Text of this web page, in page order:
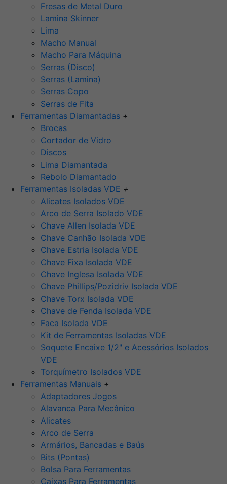
Fresas de Metal Duro
Lamina Skinner
Lima
Macho Manual
Macho Para Máquina
Serras (Disco)
Serras (Lamina)
Serras Copo
Serras de Fita
Ferramentas Diamantadas +
Brocas
Cortador de Vidro
Discos
Lima Diamantada
Rebolo Diamantado
Ferramentas Isoladas VDE +
Alicates Isolados VDE
Arco de Serra Isolado VDE
Chave Allen Isolada VDE
Chave Canhão Isolada VDE
Chave Estria Isolada VDE
Chave Fixa Isolada VDE
Chave Inglesa Isolada VDE
Chave Phillips/Pozidriv Isolada VDE
Chave Torx Isolada VDE
Chave de Fenda Isolada VDE
Faca Isolada VDE
Kit de Ferramentas Isoladas VDE
Soquete Encaixe 1/2" e Acessórios Isolados
VDE
Torquímetro Isolados VDE
Ferramentas Manuais +
Adaptadores Jogos
Alavanca Para Mecânico
Alicates
Arco de Serra
Armários, Bancadas e Baús
Bits (Pontas)
Bolsa Para Ferramentas
Caixas Para Ferramentas